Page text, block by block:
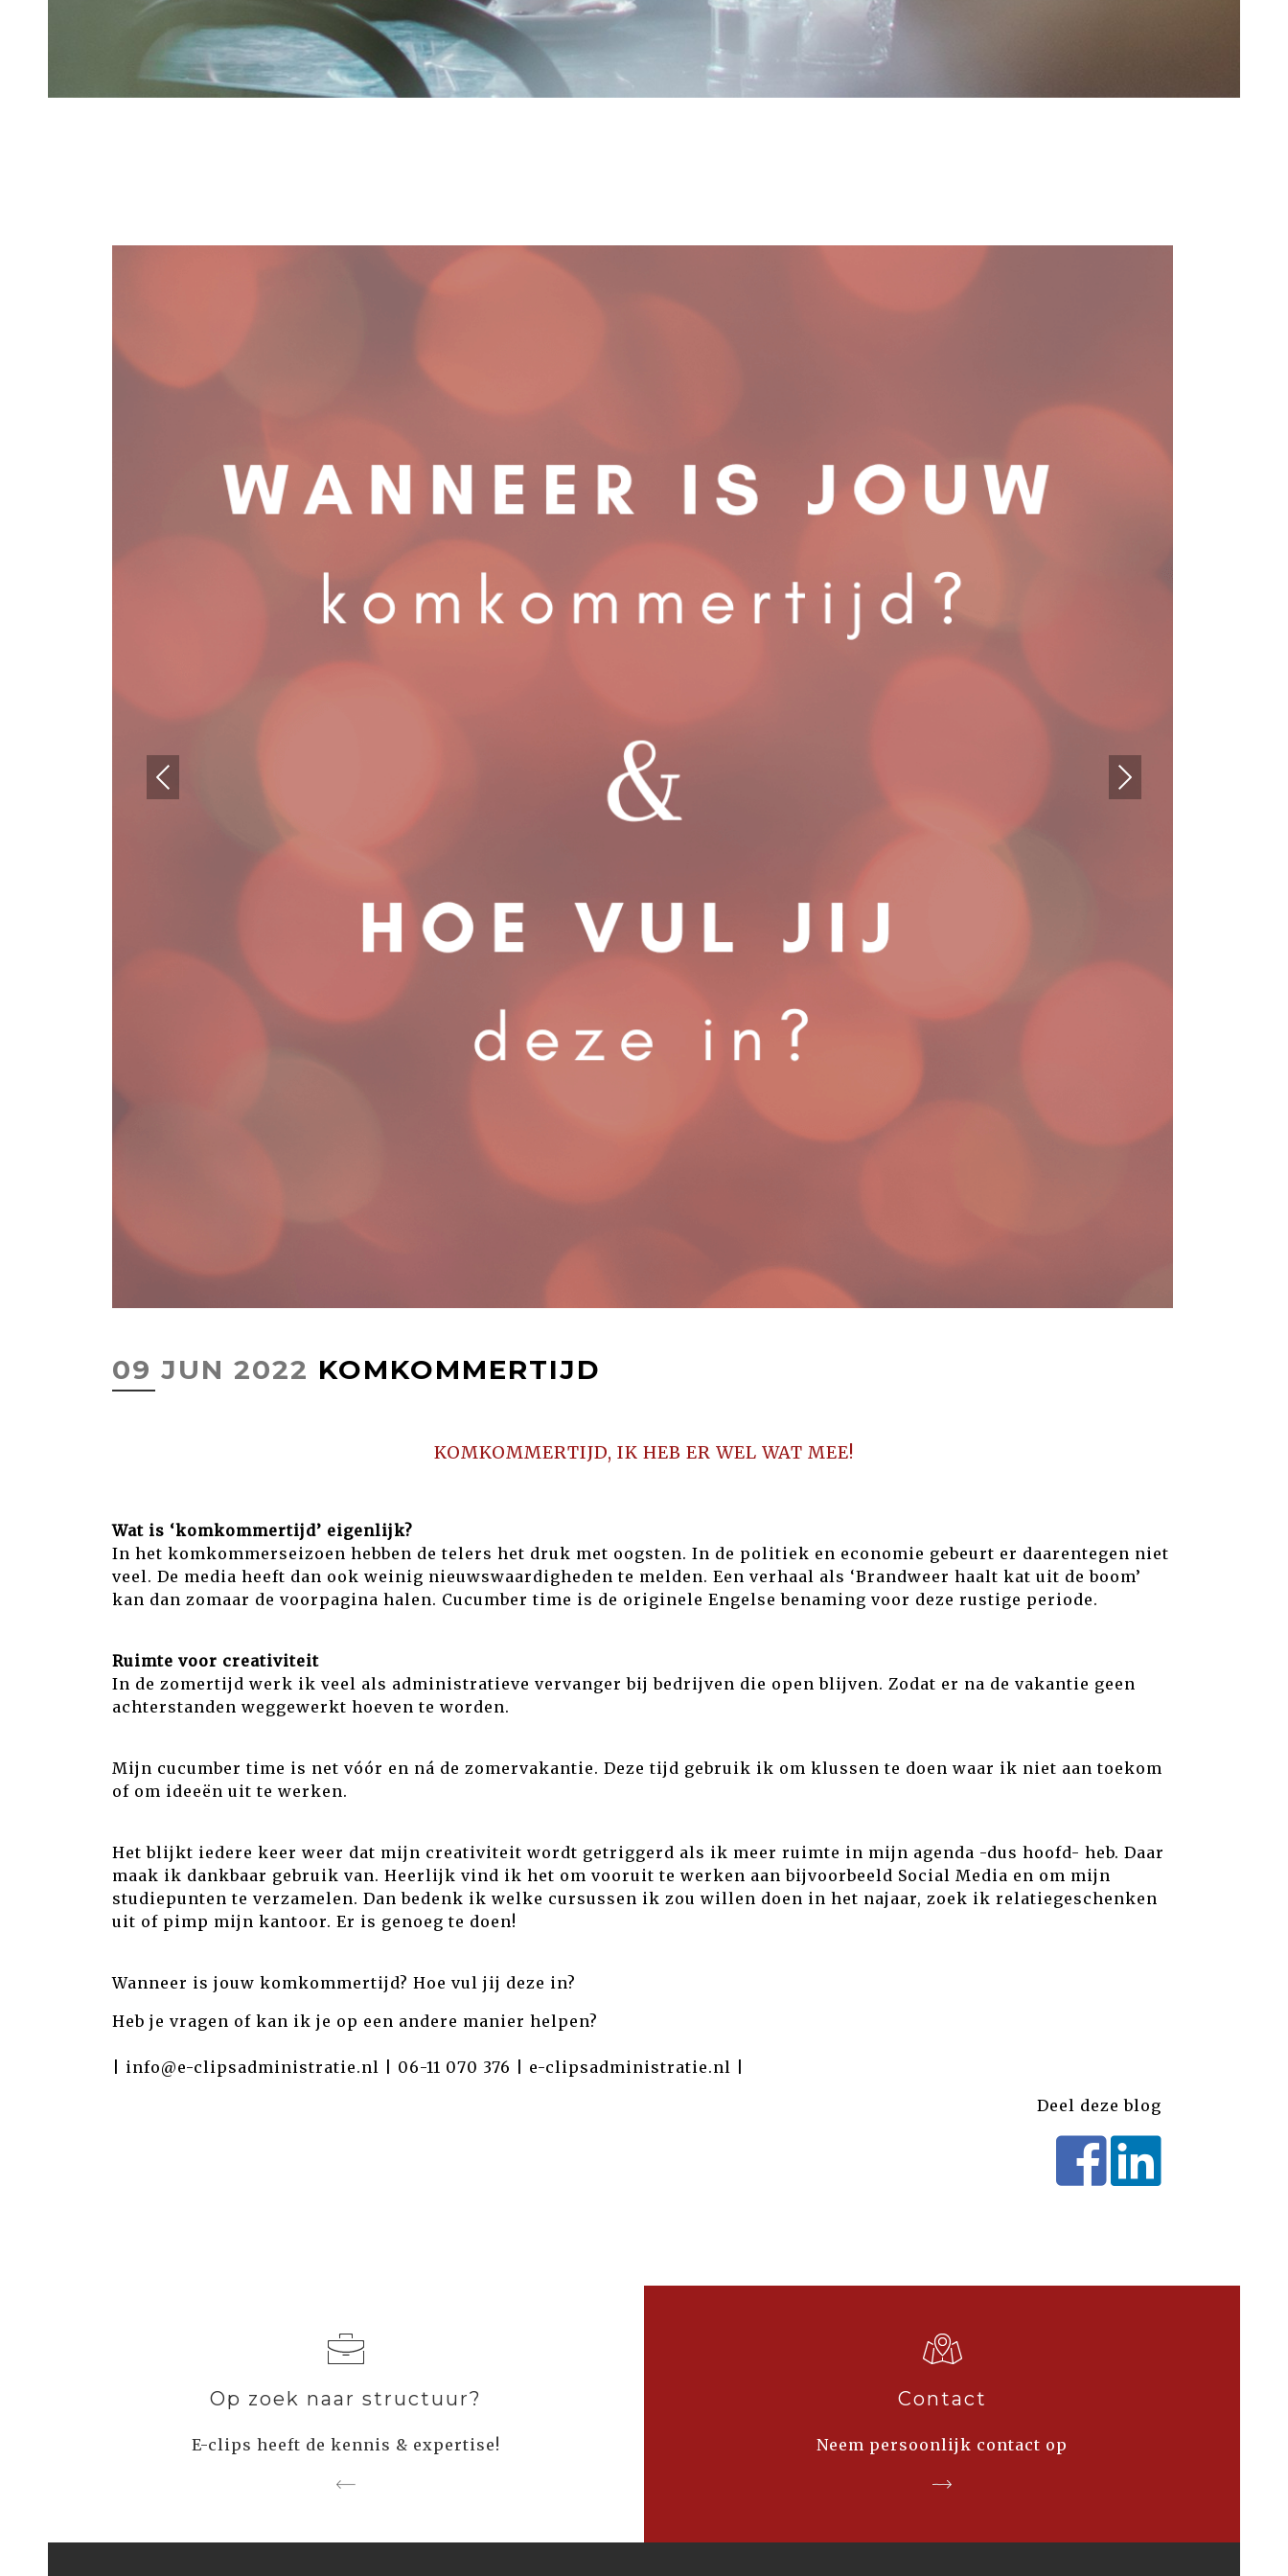
09 JUN 2022 KOMKOMMERTIJD
KOMKOMMERTIJD, IK HEB ER WEL WAT MEE!
Wat is ‘komkommertijd’ eigenlijk?
In het komkommerseizoen hebben de telers het druk met oogsten. In de politiek en economie gebeurt er daarentegen niet
veel. De media heeft dan ook weinig nieuwswaardigheden te melden. Een verhaal als ‘Brandweer haalt kat uit de boom’
kan dan zomaar de voorpagina halen. Cucumber time is de originele Engelse benaming voor deze rustige periode.
Ruimte voor creativiteit
In de zomertijd werk ik veel als administratieve vervanger bij bedrijven die open blijven. Zodat er na de vakantie geen
achterstanden weggewerkt hoeven te worden.
Mijn cucumber time is net vóór en ná de zomervakantie. Deze tijd gebruik ik om klussen te doen waar ik niet aan toekom
of om ideeën uit te werken.
Het blijkt iedere keer weer dat mijn creativiteit wordt getriggerd als ik meer ruimte in mijn agenda -dus hoofd- heb. Daar
maak ik dankbaar gebruik van. Heerlijk vind ik het om vooruit te werken aan bijvoorbeeld Social Media en om mijn
studiepunten te verzamelen. Dan bedenk ik welke cursussen ik zou willen doen in het najaar, zoek ik relatiegeschenken
uit of pimp mijn kantoor. Er is genoeg te doen!
Wanneer is jouw komkommertijd? Hoe vul jij deze in?
Heb je vragen of kan ik je op een andere manier helpen?
info@e-clipsadministratie.nl 06-11 070 376 e-clipsadministratie.nl
Deel deze blog
Op zoek naar structuur?
E-clips heeft de kennis & expertise!
Contact
Neem persoonlijk contact op